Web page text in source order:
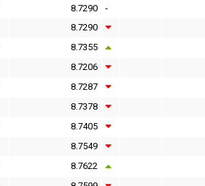
8.7290 -
8.7290
8.7355
8.7206
8.7287
8.7378
8.7405
8.7549
8.7622